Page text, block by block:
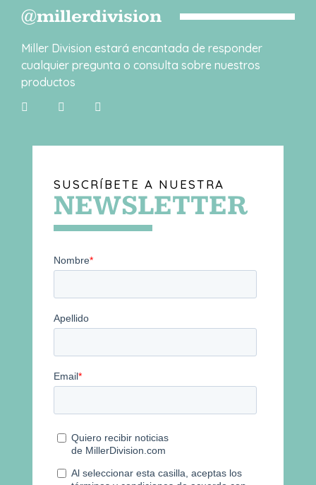
@millerdivision
Miller Division estará encantada de responder
cualquier pregunta o consulta sobre nuestros
productos
SUSCRÍBETE A NUESTRA
NEWSLETTER